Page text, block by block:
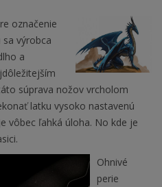
označenie
výrobca
a
súprava nožov vrcholom
latku vysoko nastavenú
vôbec ľahká úloha. No kde je
Ohnivé
perie